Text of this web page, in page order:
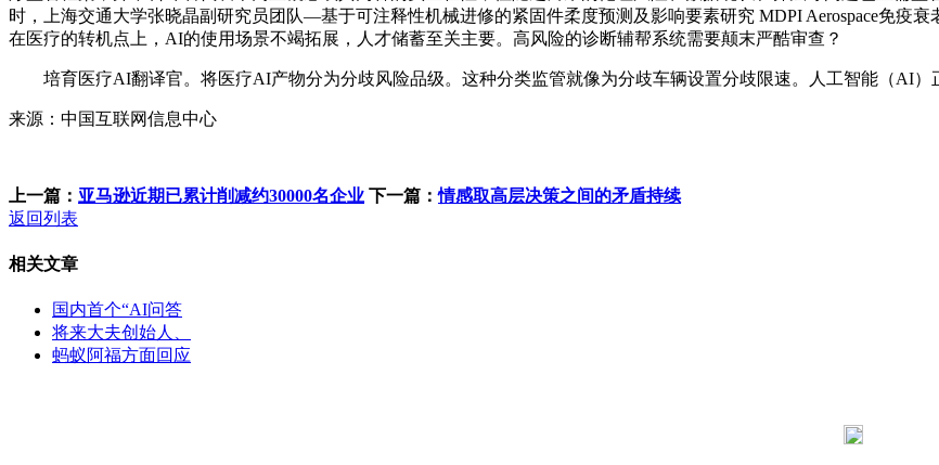
时，上海交通大学张晓晶副研究员团队—基于可注释性机械进修的紧固件柔度预测及影响要素研究 MDPI Aerospace免疫衰
在医疗的转机点上，AI的使用场景不竭拓展，人才储蓄至关主要。高风险的诊断辅帮系统需要颠末严酷审查？
培育医疗AI翻译官。将医疗AI产物分为分歧风险品级。这种分类监管就像为分歧车辆设置分歧限速。人工智能（AI）
来源：中国互联网信息中心
上一篇： 亚马逊近期已累计削减约30000名企业 下一篇：情感取高层决策之间的矛盾持续
返回列表
相关文章
国内首个“AI问答
将来大夫创始人、
蚂蚁阿福方面回应